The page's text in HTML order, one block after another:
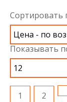
Сортировать
Показывать
1 2